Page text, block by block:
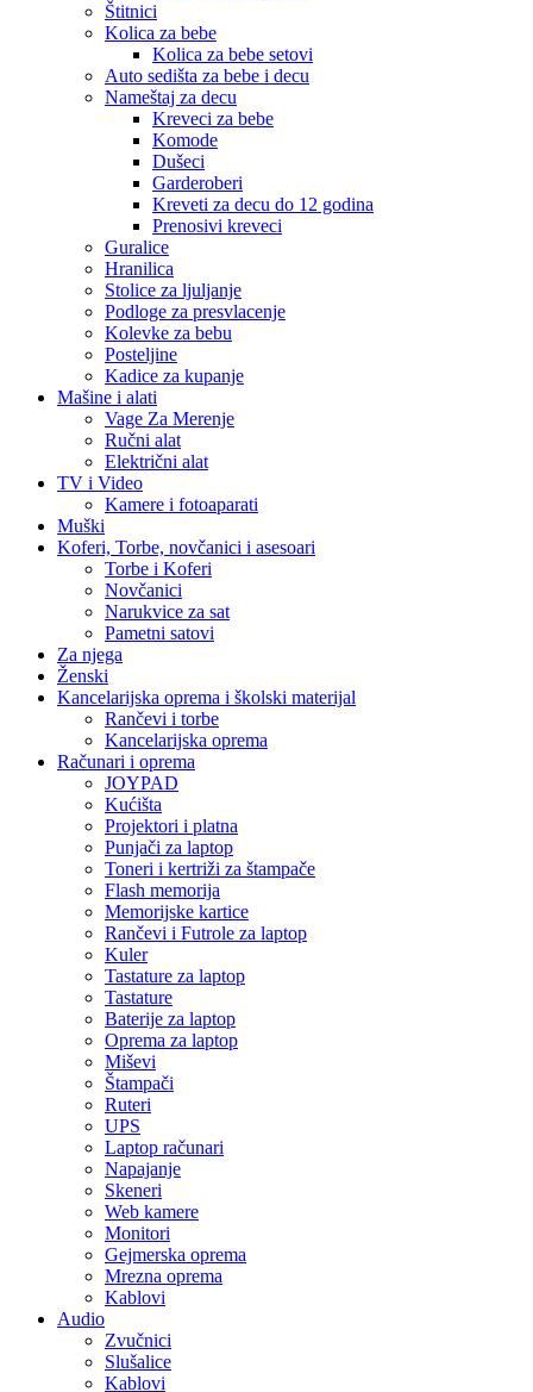
Štitnici
Kolica za bebe
Kolica za bebe setovi
Auto sedišta za bebe i decu
Nameštaj za decu
Kreveci za bebe
Komode
Dušeci
Garderoberi
Kreveti za decu do 12 godina
Prenosivi kreveci
Guralice
Hranilica
Stolice za ljuljanje
Podloge za presvlacenje
Kolevke za bebu
Posteljine
Kadice za kupanje
Mašine i alati
Vage Za Merenje
Ručni alat
Električni alat
TV i Video
Kamere i fotoaparati
Muški
Koferi, Torbe, novčanici i asesoari
Torbe i Koferi
Novčanici
Narukvice za sat
Pametni satovi
Za njega
Ženski
Kancelarijska oprema i školski materijal
Rančevi i torbe
Kancelarijska oprema
Računari i oprema
JOYPAD
Kućišta
Projektori i platna
Punjači za laptop
Toneri i kertriži za štampače
Flash memorija
Memorijske kartice
Rančevi i Futrole za laptop
Kuler
Tastature za laptop
Tastature
Baterije za laptop
Oprema za laptop
Miševi
Štampači
Ruteri
UPS
Laptop računari
Napajanje
Skeneri
Web kamere
Monitori
Gejmerska oprema
Mrezna oprema
Kablovi
Audio
Zvučnici
Slušalice
Kablovi